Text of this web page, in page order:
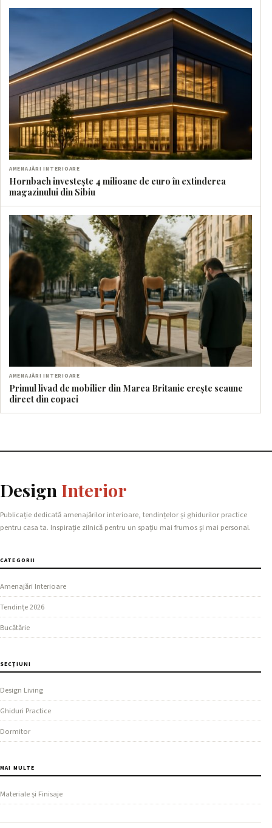
AMENAJĂRI INTERIOARE
Hornbach investește 4 milioane de euro în extinderea
magazinului din Sibiu
AMENAJĂRI INTERIOARE
Primul livad de mobilier din Marea Britanie crește scaune
direct din copaci
Design Interior
Publicație dedicată amenajărilor interioare, tendințelor și ghidurilor practice
pentru casa ta. Inspirație zilnică pentru un spațiu mai frumos și mai personal.
CATEGORII
Amenajări Interioare
Tendințe 2026
Bucătărie
SECȚIUNI
Design Living
Ghiduri Practice
Dormitor
MAI MULTE
Materiale și Finisaje